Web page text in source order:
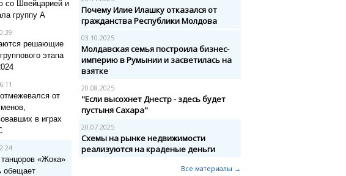
со Швейцарией и
группу A
решающие
этапа
от
в играх
«Жока»
обещает
Почему Илие Илашку отказался от
гражданства Республики Молдова
03.10.2025
Молдавская семья построила бизнес-
империю в Румынии и засветилась на
взятке
20.08.2025
"Если высохнет Днестр - здесь будет
пустыня Сахара"
20.07.2025
Схемы на рынке недвижимости
реализуются на краденые деньги
Все материалы →